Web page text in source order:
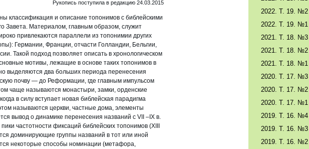
Рукопись поступила в редакцию 24.03.2015
классификация и описание топонимов с библейскими
Завета. Материалом, главным образом, служит
привлекаются параллели из топонимии других
Германии, Франции, отчасти Голландии, Бельгии,
Такой подход позволяет описать в хронологическом
мотивы, лежащие в основе таких топонимов в
выделяются два больших периода перенесения
почву — до Реформации, где главным импульсом
чаще называются монастыри, замки, орденские
в силу вступает новая библейская парадигма
называются церкви, частные дома, элементы
вывод о динамике перенесения названий с VII –IX в.
частотности фиксаций библейских топонимов (XIII
доминирующие группы названий в тот или иной
некоторые способы номинации (метафора,
2022. Т. 19. №2
2022. Т. 19. №1
2021. Т. 18. №3
2021. Т. 18. №2
2021. Т. 18. №1
2020. Т. 17. №3
2020. Т. 17. №2
2020. Т. 17. №1
2019. Т. 16. №4
2019. Т. 16. №3
2019. Т. 16. №2